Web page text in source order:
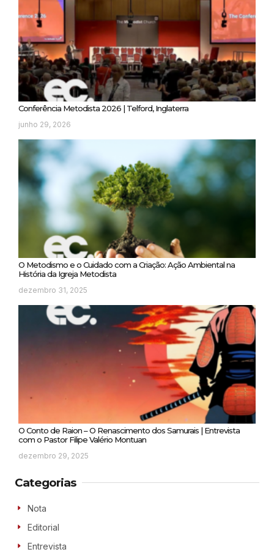
Conferência Metodista 2026 | Telford, Inglaterra
junho 29, 2026
O Metodismo e o Cuidado com a Criação: Ação Ambiental na
História da Igreja Metodista
dezembro 31, 2025
O Conto de Raion – O Renascimento dos Samurais | Entrevista
com o Pastor Filipe Valério Montuan
dezembro 29, 2025
Categorias
Nota
Editorial
Entrevista